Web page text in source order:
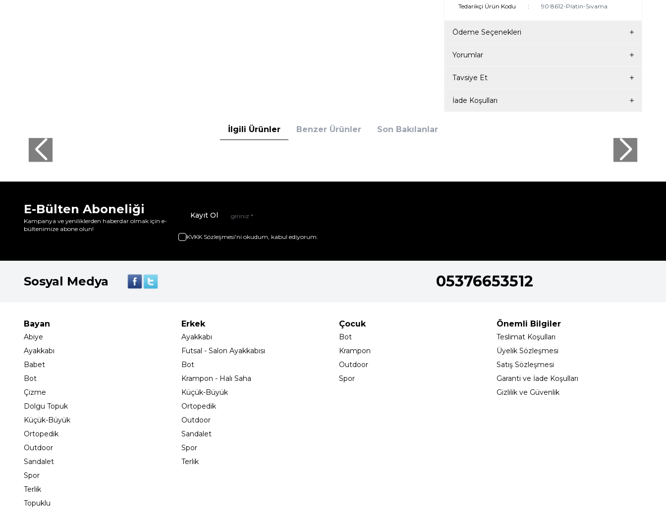
Tedarikçi Ürün Kodu : 90 8612-Platin-Sıvama
Ödeme Seçenekleri
Yorumlar
Tavsiye Et
İade Koşulları
İlgili Ürünler Benzer Ürünler Son Bakılanlar
E-Bülten Aboneliği
Kampanya ve yeniliklerden haberdar olmak için e-
bültenimize abone olun!
Kayıt Ol
KVKK Sözleşmesi'ni okudum, kabul ediyorum.
Sosyal Medya 05376653512
Bayan
Abiye
Ayakkabı
Babet
Bot
Çizme
Dolgu Topuk
Küçük-Büyük
Ortopedik
Outdoor
Sandalet
Spor
Terlik
Topuklu
Erkek
Ayakkabı
Futsal - Salon Ayakkabısı
Bot
Krampon - Halı Saha
Küçük-Büyük
Ortopedik
Outdoor
Sandalet
Spor
Terlik
Çocuk
Bot
Krampon
Outdoor
Spor
Önemli Bilgiler
Teslimat Koşulları
Üyelik Sözleşmesi
Satış Sözleşmesi
Garanti ve İade Koşulları
Gizlilik ve Güvenlik